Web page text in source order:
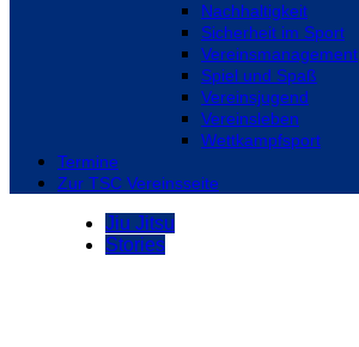
Nachhaltigkeit
Sicherheit im Sport
Vereinsmanagement
Spiel und Spaß
Vereinsjugend
Vereinsleben
Wettkampfsport
Termine
Zur TSC Vereinsseite
Jiu Jitsu
Stories